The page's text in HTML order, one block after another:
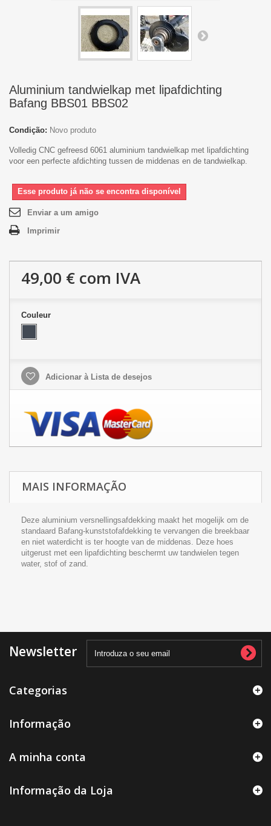
Aluminium tandwielkap met lipafdichting
Bafang BBS01 BBS02
Condição: Novo produto
Volledig CNC gefreesd 6061 aluminium tandwielkap met lipafdichting
voor een perfecte afdichting tussen de middenas en de tandwielkap.
Esse produto já não se encontra disponível
Enviar a um amigo
Imprimir
49,00 € com IVA
Couleur
Adicionar à Lista de desejos
MAIS INFORMAÇÃO
Deze aluminium versnellingsafdekking maakt het mogelijk om de
standaard Bafang-kunststofafdekking te vervangen die breekbaar
en niet waterdicht is ter hoogte van de middenas. Deze hoes
uitgerust met een lipafdichting beschermt uw tandwielen tegen
water, stof of zand.
Newsletter
Categorias
Informação
A minha conta
Informação da Loja